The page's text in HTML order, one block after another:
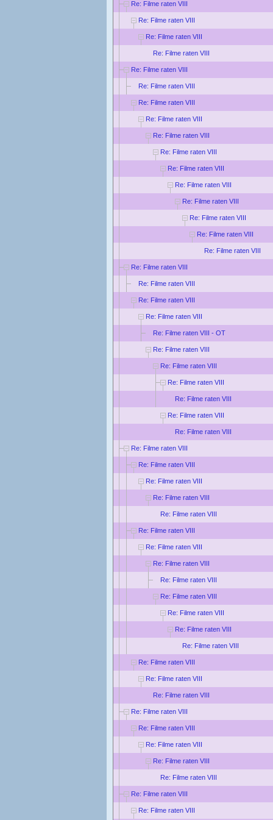
Re: Filme raten VIII
Re: Filme raten VIII
Re: Filme raten VIII
Re: Filme raten VIII
Re: Filme raten VIII
Re: Filme raten VIII
Re: Filme raten VIII
Re: Filme raten VIII
Re: Filme raten VIII
Re: Filme raten VIII
Re: Filme raten VIII
Re: Filme raten VIII
Re: Filme raten VIII
Re: Filme raten VIII
Re: Filme raten VIII
Re: Filme raten VIII
Re: Filme raten VIII
Re: Filme raten VIII
Re: Filme raten VIII
Re: Filme raten VIII
Re: Filme raten VIII - OT
Re: Filme raten VIII
Re: Filme raten VIII
Re: Filme raten VIII
Re: Filme raten VIII
Re: Filme raten VIII
Re: Filme raten VIII
Re: Filme raten VIII
Re: Filme raten VIII
Re: Filme raten VIII
Re: Filme raten VIII
Re: Filme raten VIII
Re: Filme raten VIII
Re: Filme raten VIII
Re: Filme raten VIII
Re: Filme raten VIII
Re: Filme raten VIII
Re: Filme raten VIII
Re: Filme raten VIII
Re: Filme raten VIII
Re: Filme raten VIII
Re: Filme raten VIII
Re: Filme raten VIII
Re: Filme raten VIII
Re: Filme raten VIII
Re: Filme raten VIII
Re: Filme raten VIII
Re: Filme raten VIII
Re: Filme raten VIII
Re: Filme raten VIII